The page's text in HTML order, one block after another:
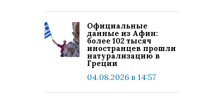
Официальные
данные из Афин:
более 102 тысяч
иностранцев прошли
натурализацию в
Греции
04.08.2026 в 14:57